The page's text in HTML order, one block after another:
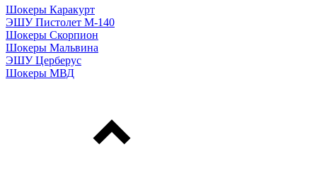
Шокеры Каракурт
ЭШУ Пистолет М-140
Шокеры Скорпион
Шокеры Мальвина
ЭШУ Церберус
Шокеры МВД